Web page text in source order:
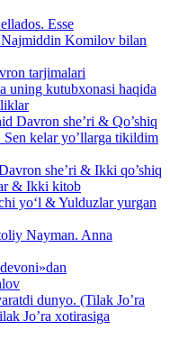
Esse
Komilov bilan
tarjimalari
uning kutubxonasi haqida
Davron she’ri & Qo’shiq
kelar yo’llarga tikildim
she’ri & Ikki qo’shiq
& Ikki kitob
yo‘l & Yulduzlar yurgan
Nayman. Anna
dunyo. (Tilak Jo’ra
Jo’ra xotirasiga